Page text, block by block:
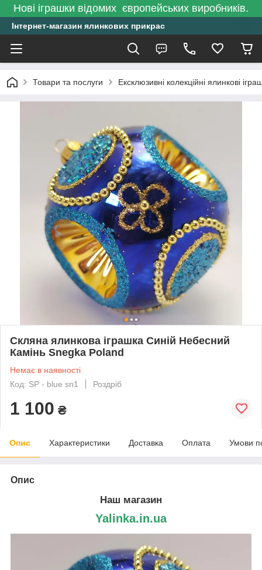
Нові іграшки відомих європейських виробників.
Інтернет-магазин ялинкових прикрас
Товари та послуги Ексклюзивні колекційні ялинкові
Скляна ялинкова іграшка Синій Небесний
Камінь Snegka Poland
Немає в наявності
Код: SP - blue sn1
Роздріб
1 100 ₴
Опис Характеристики Доставка Оплата Умови
Опис
Наш магазин
Yalinka.in.ua